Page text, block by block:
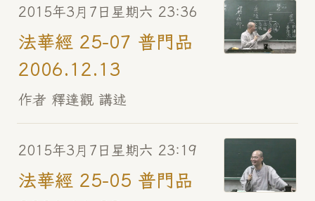
2015年3月7日星期六 23:36
法華經 25-07 普門品
2006.12.13
作者 釋達觀 講述
2015年3月7日星期六 23:19
法華經 25-05 普門品